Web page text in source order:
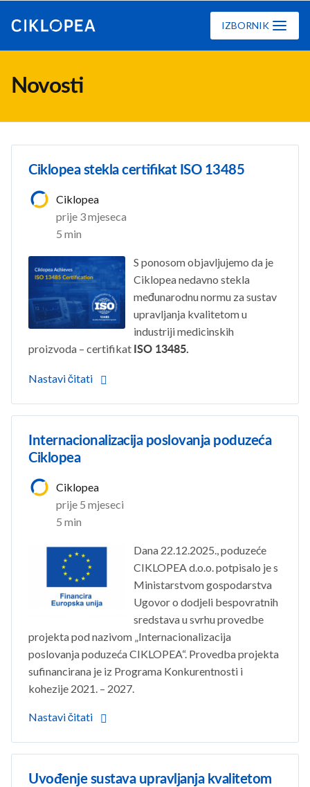
IZBORNIK
Novosti
Ciklopea stekla certifikat ISO 13485
Ciklopea
prije 3 mjeseca
5 min
S ponosom objavljujemo da je
Ciklopea nedavno stekla
međunarodnu normu za sustav
upravljanja kvalitetom u
industriji medicinskih
proizvoda – certifikat ISO 13485.
Nastavi čitati
Internacionalizacija poslovanja poduzeća
Ciklopea
Ciklopea
prije 5 mjeseci
5 min
Dana 22.12.2025., poduzeće
CIKLOPEA d.o.o. potpisalo je s
Ministarstvom gospodarstva
Ugovor o dodjeli bespovratnih
sredstava u svrhu provedbe
projekta pod nazivom „Internacionalizacija
poslovanja poduzeća CIKLOPEA“. Provedba projekta
sufinancirana je iz Programa Konkurentnosti i
kohezije 2021. – 2027.
Nastavi čitati
Uvođenje sustava upravljanja kvalitetom